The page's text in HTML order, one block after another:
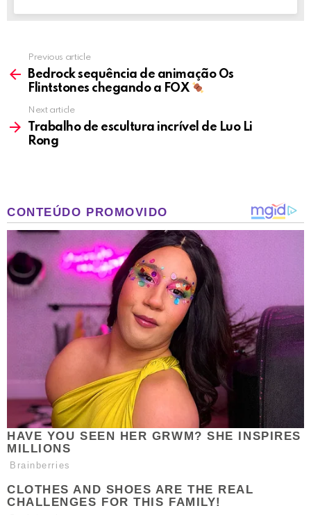
more
Previous article
Bedrock sequência de animação Os
Flintstones chegando a FOX
Next article
Trabalho de escultura incrível de Luo Li
Rong